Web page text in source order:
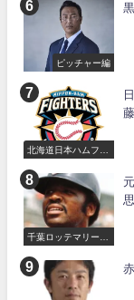
ピッチャー編
北海道日本ハムファ
千葉ロッテマリーン